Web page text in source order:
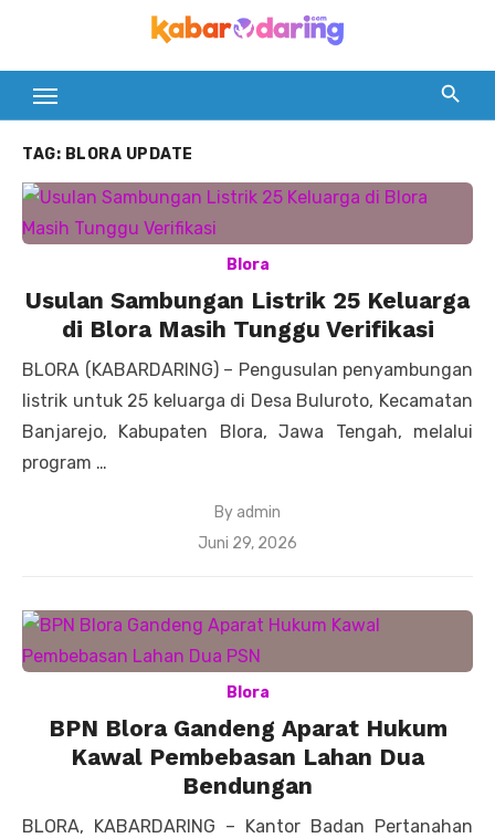
content
TAG: BLORA UPDATE
Blora
Usulan Sambungan Listrik 25 Keluarga
di Blora Masih Tunggu Verifikasi
BLORA (KABARDARING) – Pengusulan penyambungan
listrik untuk 25 keluarga di Desa Buluroto, Kecamatan
Banjarejo, Kabupaten Blora, Jawa Tengah, melalui
program …
By admin
Posted
Juni 29, 2026
Blora
BPN Blora Gandeng Aparat Hukum
Kawal Pembebasan Lahan Dua
Bendungan
BLORA, KABARDARING – Kantor Badan Pertanahan